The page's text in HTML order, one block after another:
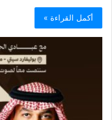
أكمل القراءة »